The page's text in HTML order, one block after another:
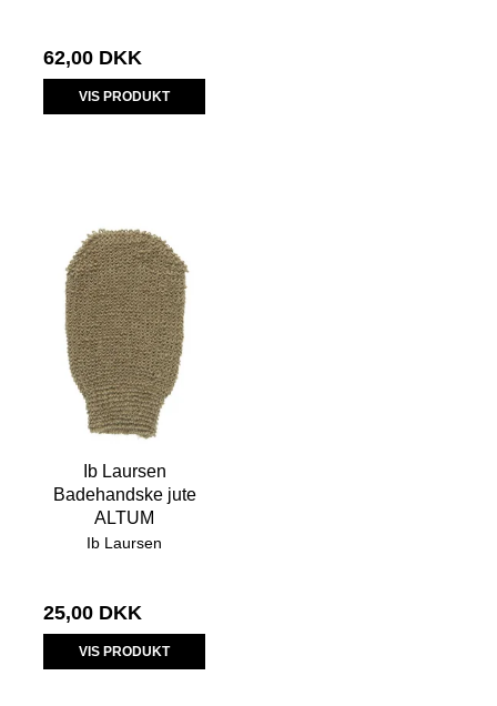
62,00 DKK
VIS PRODUKT
Ib Laursen
Badehandske jute
ALTUM
Ib Laursen
25,00 DKK
VIS PRODUKT